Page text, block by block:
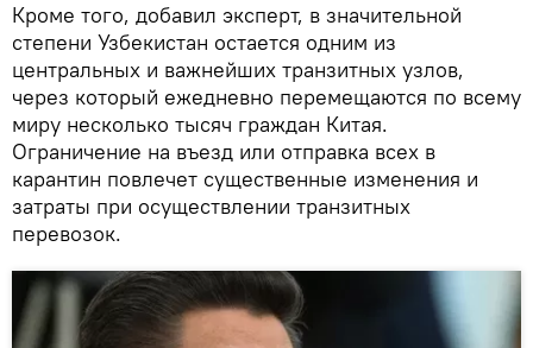
Кроме того, добавил эксперт, в значительной
степени Узбекистан остается одним из
центральных и важнейших транзитных узлов,
через который ежедневно перемещаются по всему
миру несколько тысяч граждан Китая.
Ограничение на въезд или отправка всех в
карантин повлечет существенные изменения и
затраты при осуществлении транзитных
перевозок.